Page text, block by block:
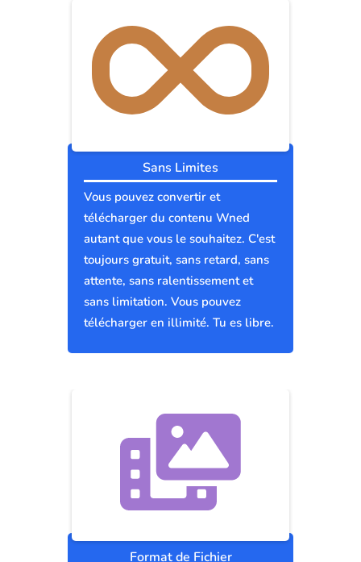
Sans Limites
Vous pouvez convertir et
télécharger du contenu Wned
autant que vous le souhaitez. C'est
toujours gratuit, sans retard, sans
attente, sans ralentissement et
sans limitation. Vous pouvez
télécharger en illimité. Tu es libre.
Format de Fichier